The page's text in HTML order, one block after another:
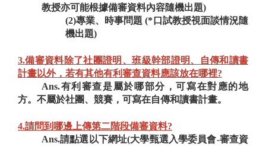
教授亦可能根據備審資料內容隨機出題)
(2)專業、時事問題 (*口試教授視面談情況隨
機出題)
3.備審資料除了社團證明、班級幹部證明、自傳和讀書
計畫以外，若有其他有利審查資料應該放在哪裡?
Ans.有利審查是屬於哪部分，可寫在對應的地
方。不屬於社團、競賽，可寫在自傳和讀書計畫。
4.請問到哪邊上傳第二階段備審資料?
Ans.請點選以下網址(大學甄選入學委員會-審查資